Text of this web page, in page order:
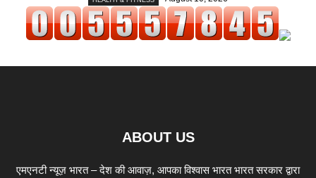
ABOUT US
एमएनटी न्यूज़ भारत – देश की आवाज़, आपका विश्वास भारत भारत सरकार द्वारा